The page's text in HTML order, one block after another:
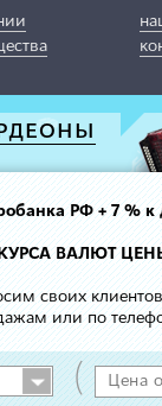
РФ + 7 %
ВАЛЮТ
своих
или по
(